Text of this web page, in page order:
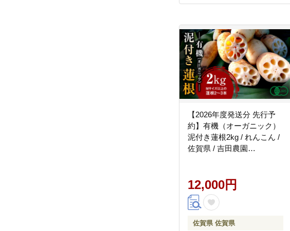
【2026年度発送分 先行予
約】有機（オーガニック）
泥付き蓮根2kg / れんこん /
佐賀県 / 吉田農園
12,000円
佐賀県 佐賀県